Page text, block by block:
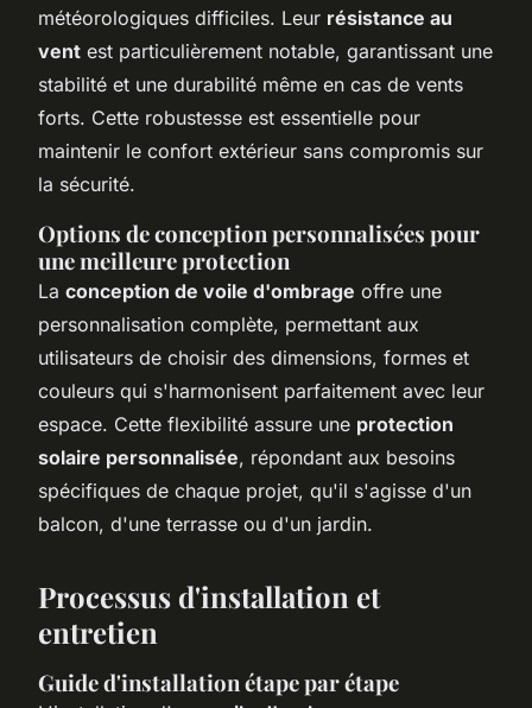
météorologiques difficiles. Leur résistance au
vent est particulièrement notable, garantissant une
stabilité et une durabilité même en cas de vents
forts. Cette robustesse est essentielle pour
maintenir le confort extérieur sans compromis sur
la sécurité.
Options de conception personnalisées pour
une meilleure protection
La conception de voile d'ombrage offre une
personnalisation complète, permettant aux
utilisateurs de choisir des dimensions, formes et
couleurs qui s'harmonisent parfaitement avec leur
espace. Cette flexibilité assure une protection
solaire personnalisée, répondant aux besoins
spécifiques de chaque projet, qu'il s'agisse d'un
balcon, d'une terrasse ou d'un jardin.
Processus d'installation et
entretien
Guide d'installation étape par étape